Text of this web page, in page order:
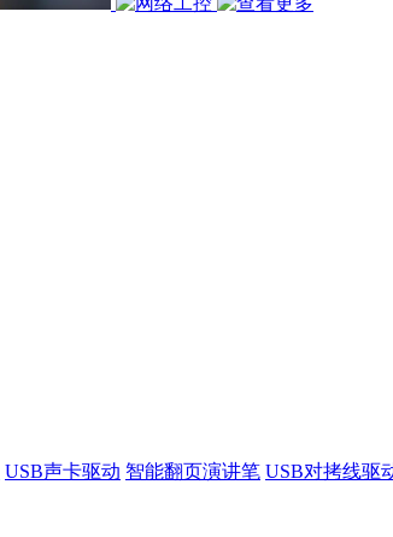
USB声卡驱动 智能翻页演讲笔 USB对拷线驱